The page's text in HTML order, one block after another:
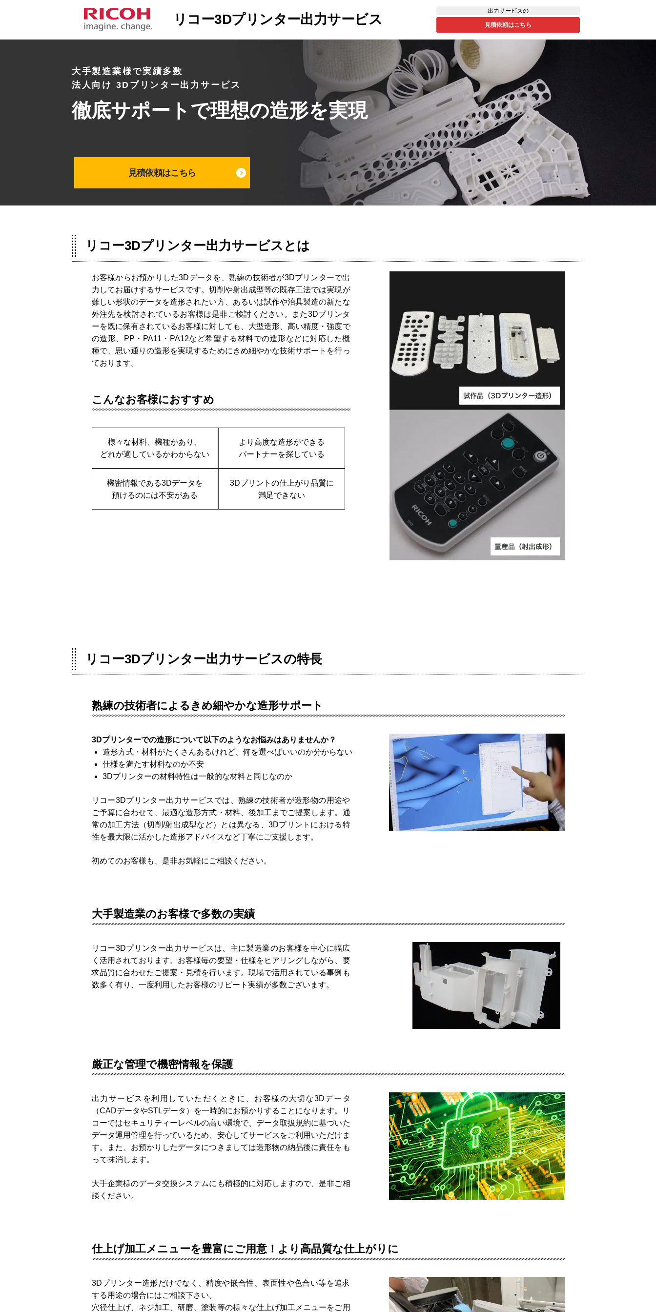
3Dプリンター出力サービス
出力サービスの
見積依頼はこちら
大手製造業様で実績多数
法人向け 3Dプリンター出力サービス
徹底サポートで理想の造形を実現
見積依頼はこちら
リコー3Dプリンター出力サービスとは
お客様からお預かりした3Dデータを、熟練の技術者が3Dプリンターで出
力してお届けするサービスです。切削や射出成型等の既存工法では実現が
難しい形状のデータを造形されたい方、あるいは試作や治具製造の新たな
外注先を検討されているお客様は是非ご検討ください。また3Dプリンタ
ーを既に保有されているお客様に対しても、大型造形、高い精度・強度で
の造形、PP・PA11・PA12など希望する材料での造形などに対応した機
種で、思い通りの造形を実現するためにきめ細やかな技術サポートを行っ
ております。
こんなお客様におすすめ
様々な材料、機種があり、
どれが適しているかわからない
より高度な造形ができる
パートナーを探している
機密情報である3Dデータを
預けるのには不安がある
3Dプリントの仕上がり品質に
満足できない
リコー3Dプリンター出力サービスの特長
熟練の技術者によるきめ細やかな造形サポート
3Dプリンターでの造形について以下のようなお悩みはありませんか？
造形方式・材料がたくさんあるけれど、何を選べばいいのか分からない
仕様を満たす材料なのか不安
3Dプリンターの材料特性は一般的な材料と同じなのか
リコー3Dプリンター出力サービスでは、熟練の技術者が造形物の用途や
ご予算に合わせて、最適な造形方式・材料、後加工までご提案します。通
常の加工方法（切削/射出成型など）とは異なる、3Dプリントにおける特
性を最大限に活かした造形アドバイスなど丁寧にご支援します。
初めてのお客様も、是非お気軽にご相談ください。
大手製造業のお客様で多数の実績
リコー3Dプリンター出力サービスは、主に製造業のお客様を中心に幅広
く活用されております。お客様毎の要望・仕様をヒアリングしながら、要
求品質に合わせたご提案・見積を行います。現場で活用されている事例も
数多く有り、一度利用したお客様のリピート実績が多数ございます。
厳正な管理で機密情報を保護
出力サービスを利用していただくときに、お客様の大切な3Dデータ
（CADデータやSTLデータ）を一時的にお預かりすることになります。リ
コーではセキュリティーレベルの高い環境で、データ取扱規約に基づいた
データ運用管理を行っているため、安心してサービスをご利用いただけま
す。また、お預かりしたデータにつきましては造形物の納品後に責任をも
って抹消します。
大手企業様のデータ交換システムにも積極的に対応しますので、是非ご相
談ください。
仕上げ加工メニューを豊富にご用意！より高品質な仕上がりに
3Dプリンター造形だけでなく、精度や嵌合性、表面性や色合い等を追求
する用途の場合にはご相談下さい。
穴径仕上げ、ネジ加工、研磨、塗装等の様々な仕上げ加工メニューをご用